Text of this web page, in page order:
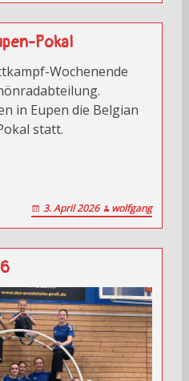
Pokal
Wochenende
in Eupen die Belgian
statt.
3. April 2026 wolfgang